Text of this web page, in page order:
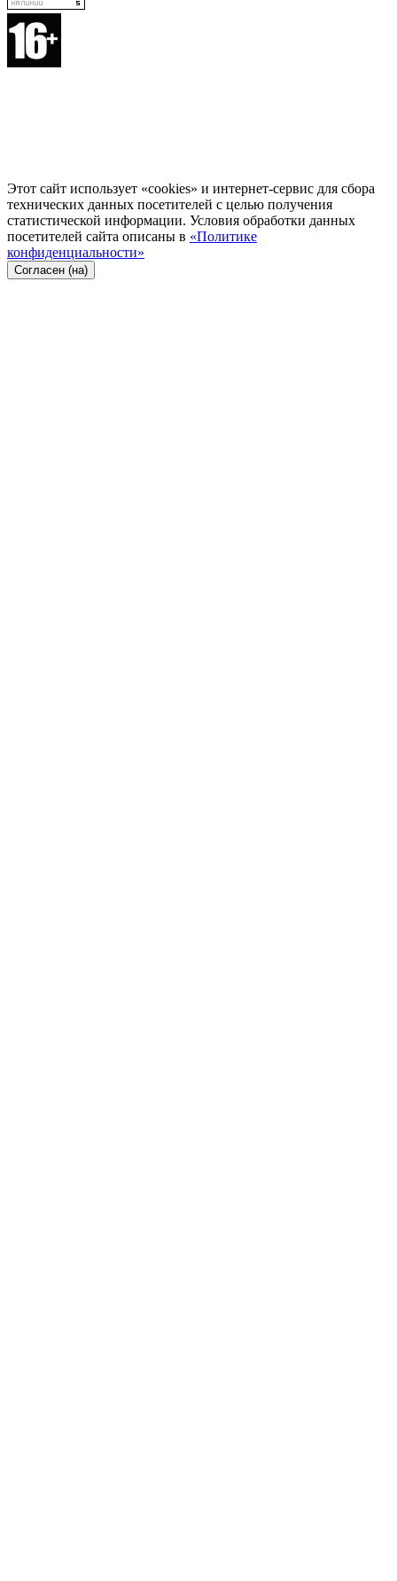
Этот сайт использует «cookies» и интернет-сервис для сбора
технических данных посетителей с целью получения
статистической информации. Условия обработки данных
посетителей сайта описаны в «Политике
конфиденциальности»
Согласен (на)